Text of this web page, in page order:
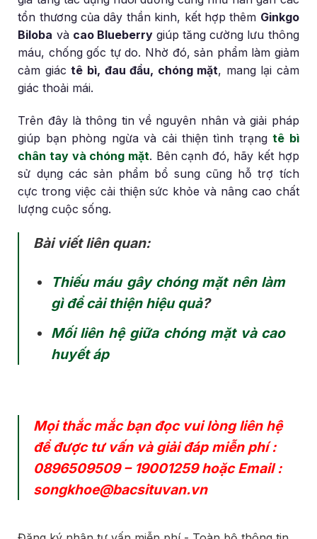
tổn thương của dây thần kinh, kết hợp thêm Ginkgo
Biloba và cao Blueberrygiúp tăng cường lưu thông
máu, chống gốc tự do. Nhờ đó, sản phẩm làm giảm
cảm giáctê bì, đau đầu, chóng mặt, mang lại cảm
giác thoải mái.
Trên đây là thông tin về nguyên nhân và giải pháp
giúp bạn phòng ngừa và cải thiện tình trạngtê bì
chân tay và chóng mặt. Bên cạnh đó, hãy kết hợp
sử dụng các sản phẩm bổ sung cũng hỗ trợ tích
cực trong việc cải thiện sức khỏe và nâng cao chất
lượng cuộc sống.
Bài viết liên quan:
Thiếu máu gây chóng mặt nên làm
gì để cải thiện hiệu quả?
Mối liên hệ giữa chóng mặt và cao
huyết áp
Mọi thắc mắc bạn đọc vui lòng liên hệ
để được tư vấn và giải đáp miễn phí :
0896509509– 19001259hoặc Email :
songkhoe@bacsituvan.vn